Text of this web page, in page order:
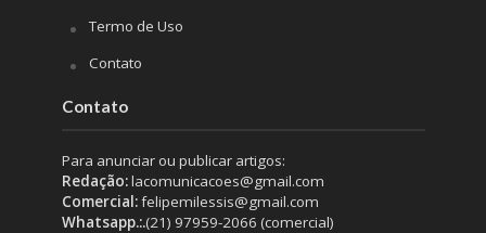
Termo de Uso
Contato
Contato
Para anunciar ou publicar artigos:
Redação:lacomunicacoes@gmail.com
Comercial:felipemilessis@gmail.com
Whatsapp.:.(21) 97959-2066 (comercial)